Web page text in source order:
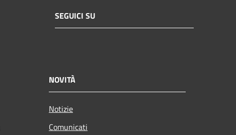
SEGUICI SU
NOVITÀ
Notizie
Comunicati